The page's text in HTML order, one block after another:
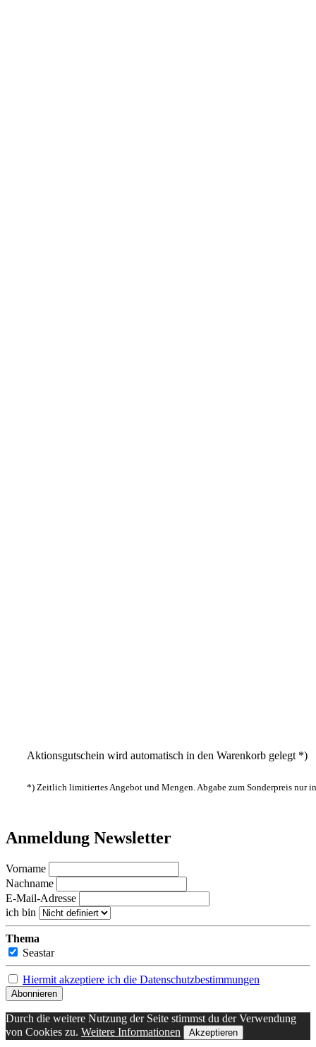
Aktionsgutschein wird automatisch in den Warenkorb gelegt *)
*) Zeitlich limitiertes Angebot und Mengen. Abgabe zum Sonderpreis nur
Anmeldung Newsletter
Vorname
Nachname
E-Mail-Adresse
ich bin
Thema
Seastar
Hiermit akzeptiere ich die Datenschutzbestimmungen
Durch die weitere Nutzung der Seite stimmst du der Verwendung
von Cookies zu. Weitere Informationen Akzeptieren